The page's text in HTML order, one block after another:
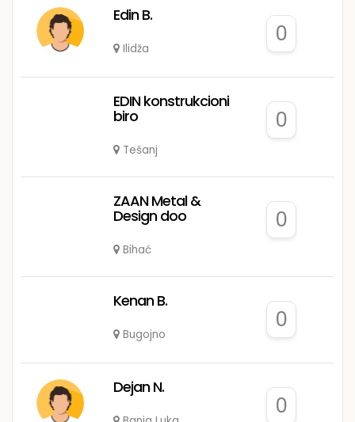
Edin B.
Ilidža
0
EDIN konstrukcioni
biro
Tešanj
0
ZAAN Metal &
Design doo
Bihać
0
Kenan B.
Bugojno
0
Dejan N.
0